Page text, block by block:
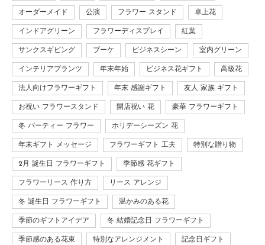
オーダーメイド 公演 フラワー スタンド 卓上花
インドアグリーン フラワーディスプレイ 紅葉
サンクスギビング ブーケ ビジネスシーン 室内グリーン
インテリアプランツ 年末年始 ビジネス花ギフト 高級花
法人向けフラワーギフト 年末 感謝ギフト 友人 家族 ギフト
お祝い フラワースタンド 開店祝い 花 豪華 フラワーギフト
冬 パーティー フラワー ホリデーシーズン 花
年末ギフト メッセージ フラワーギフト 工夫 特別な贈り物
2月 誕生日 フラワーギフト 季節感 花ギフト
フラワーリース 作り方 リース アレンジ
冬 誕生日 フラワーギフト 温かみのある花
季節のギフトアイデア 冬 結婚記念日 フラワーギフト
季節感のある花束 特別なアレンジメント 記念日ギフト